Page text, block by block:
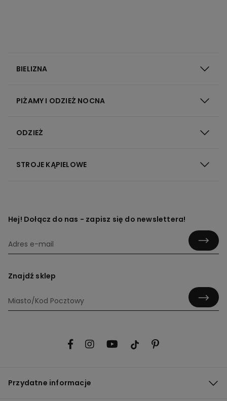
BIELIZNA
PIŻAMY I ODZIEŻ NOCNA
ODZIEŻ
STROJE KĄPIELOWE
Hej! Dołącz do nas - zapisz się do newslettera!
Znajdź sklep
Przydatne informacje